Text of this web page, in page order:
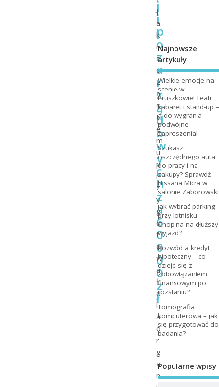
j
i
p
o
z
a
r
z
ą
d
o
w
y
c
h
z
a
6
0
0
0
0
z
ł
j
a
k
i
ś
c
z
a
s
t
e
m
u
p
r
z
y
g
o
t
o
w
a
ł
d
l
a
o
r
g
a
n
Najnowsze
artykuły
Wielkie emocje na
scenie w
Pruszkowie! Teatr,
kabaret i stand-up –
a do wygrania
podwójne
zaproszenia!
Szukasz
oszczędnego auta
do pracy i na
zakupy? Sprawdź
Nissana Micra w
salonie Zaborowski
Jak wybrać parking
przy lotnisku
Chopina na dłuższy
wyjazd?
Rozwód a kredyt
hipoteczny – co
dzieje się z
zobowiązaniem
finansowym po
rozstaniu?
Tomografia
komputerowa – jak
się przygotować do
badania?
Popularne wpisy